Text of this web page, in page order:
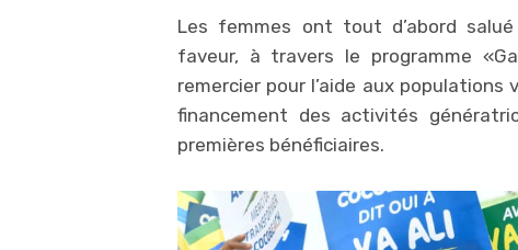
Les femmes ont tout d’abord
faveur, à travers le programme
remercier pour l’aide aux
financement des activités
premières bénéficiaires.